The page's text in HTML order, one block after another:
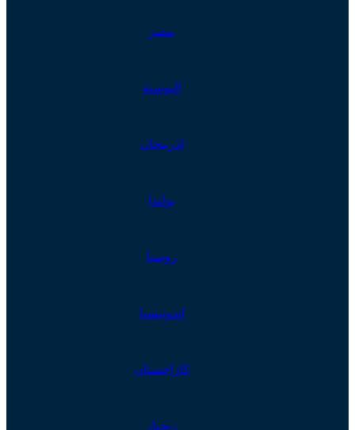
مصر
البوسنة
اذربيجان
بولندا
روسيا
إندونيسيا
كازاخستان
زنجبار